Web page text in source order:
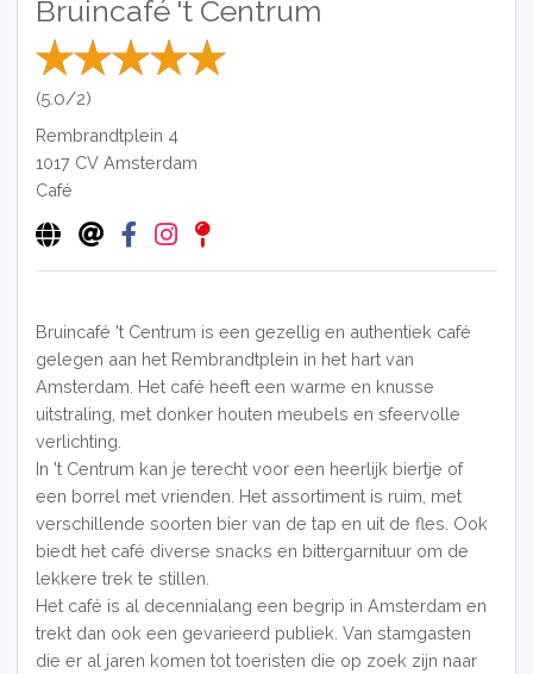
Bruincafé 't Centrum
(5.0/2)
Rembrandtplein 4
1017 CV Amsterdam
Café
Bruincafé 't Centrum is een gezellig en authentiek café
gelegen aan het Rembrandtplein in het hart van
Amsterdam. Het café heeft een warme en knusse
uitstraling, met donker houten meubels en sfeervolle
verlichting.
In 't Centrum kan je terecht voor een heerlijk biertje of
een borrel met vrienden. Het assortiment is ruim, met
verschillende soorten bier van de tap en uit de fles. Ook
biedt het café diverse snacks en bittergarnituur om de
lekkere trek te stillen.
Het café is al decennialang een begrip in Amsterdam en
trekt dan ook een gevarieerd publiek. Van stamgasten
die er al jaren komen tot toeristen die op zoek zijn naar